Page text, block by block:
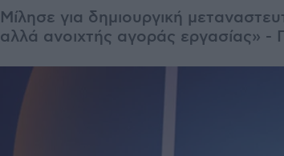
Μίλησε για δημιουργική
αλλά ανοιχτής αγοράς εργασίας» -